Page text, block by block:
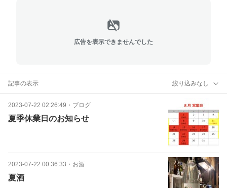
広告を表示できませんでした
記事の表示 絞り込みなし
2023-07-22 02:26:49 ・ ブログ
夏季休業日のお知らせ
2023-07-22 00:36:33 ・ お酒
夏酒